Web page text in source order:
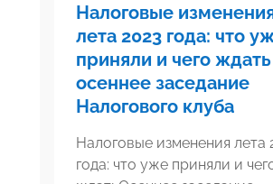
Налоговые
лета 2023 года: что
приняли и чего
осеннее заседание
Налогового клуба
Налоговые изменения лета
года: что уже приняли и